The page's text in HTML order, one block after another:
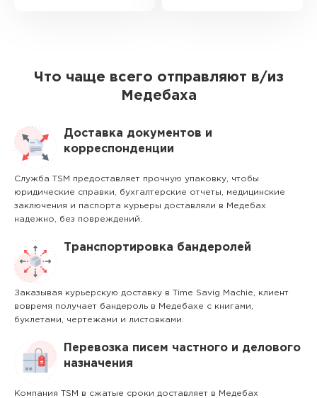
Что чаще всего отправляют в/из
Медебаха
Доставка документов и
корреспонденции
Служба TSM предоставляет прочную упаковку, чтобы
юридические справки, бухгалтерские отчеты, медицинские
заключения и паспорта курьеры доставляли в Медебах
надежно, без повреждений.
Транспортировка бандеролей
Заказывая курьерскую доставку в Time Savig Machie, клиент
вовремя получает бандероль в Медебахе с книгами,
буклетами, чертежами и листовками.
Перевозка писем частного и делового
назначения
Компания TSM в сжатые сроки доставляет в Медебах